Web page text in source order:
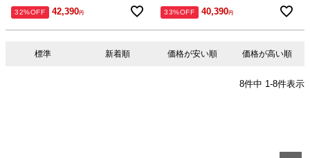
32%OFF 42,390 33%OFF 40,390
標準 新着順 価格が安い順 価格が高い順
8件中 1 -8件表示